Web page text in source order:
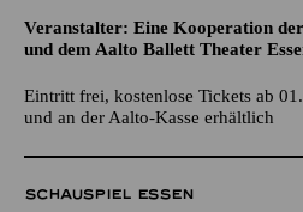
Veranstalter: Eine Kooperation
und dem Aalto Ballett Theater
Eintritt frei, kostenlose Tickets ab
und an der Aalto-Kasse erhältlich
SCHAUSPIEL ESSEN